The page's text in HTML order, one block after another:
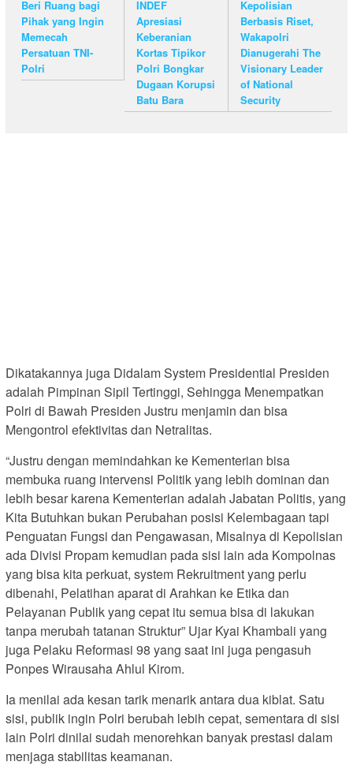
Beri Ruang bagi
Pihak yang Ingin
Memecah
Persatuan TNI-
Polri
INDEF
Apresiasi
Keberanian
Kortas Tipikor
Polri Bongkar
Dugaan Korupsi
Batu Bara
Kepolisian
Berbasis Riset,
Wakapolri
Dianugerahi The
Visionary Leader
of National
Security
Dikatakannya juga Didalam System Presidential Presiden
adalah Pimpinan Sipil Tertinggi, Sehingga Menempatkan
Polri di Bawah Presiden Justru menjamin dan bisa
Mengontrol efektivitas dan Netralitas.
“Justru dengan memindahkan ke Kementerian bisa
membuka ruang intervensi Politik yang lebih dominan dan
lebih besar karena Kementerian adalah Jabatan Politis, yang
Kita Butuhkan bukan Perubahan posisi Kelembagaan tapi
Penguatan Fungsi dan Pengawasan, Misalnya di Kepolisian
ada Divisi Propam kemudian pada sisi lain ada Kompolnas
yang bisa kita perkuat, system Rekruitment yang perlu
dibenahi, Pelatihan aparat di Arahkan ke Etika dan
Pelayanan Publik yang cepat itu semua bisa di lakukan
tanpa merubah tatanan Struktur” Ujar Kyai Khambali yang
juga Pelaku Reformasi 98 yang saat ini juga pengasuh
Ponpes Wirausaha Ahlul Kirom.
Ia menilai ada kesan tarik menarik antara dua kiblat. Satu
sisi, publik ingin Polri berubah lebih cepat, sementara di sisi
lain Polri dinilai sudah menorehkan banyak prestasi dalam
menjaga stabilitas keamanan.